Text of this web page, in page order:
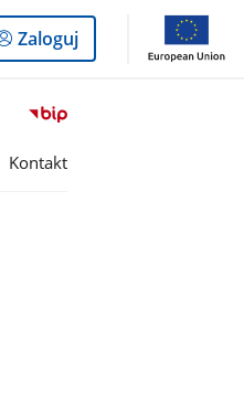
Logowanie
do
Zaloguj
Przejdź
serwisu
Kontakt